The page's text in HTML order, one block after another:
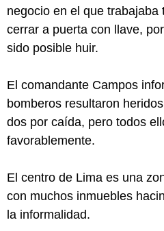
negocio en el que
cerrar a puerta con llave,
sido posible huir.
El comandante Campos
bomberos resultaron
dos por caída, pero todos
favorablemente.
El centro de Lima es una
con muchos inmuebles
la informalidad.